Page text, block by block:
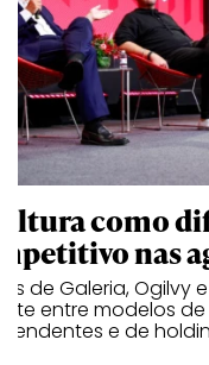
como
nas
de Galeria, Ogilvy
entre modelos
e de